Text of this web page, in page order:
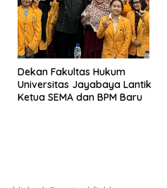
Dekan Fakultas Hukum
Universitas Jayabaya Lantik
Ketua SEMA dan BPM Baru